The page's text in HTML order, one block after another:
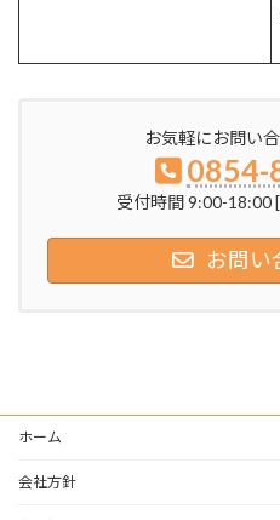
お気軽にお問い
0854-
受付時間 9:00-18:00
お問い
ホーム
会社方針